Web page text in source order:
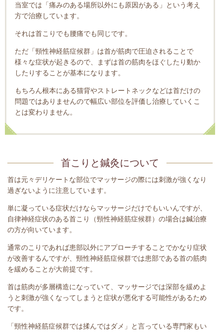
当室では「痛みのある場所以外にも原因がある」という考え
方で治療しています。
それは首こりでも腰痛でも同じです。
ただ「頸性神経筋症候群」は首が筋肉で圧迫されることで
様々な症状が起きるので、まずは首の筋肉をほぐしたり動か
したりすることが基本になります。
もちろん根本にある猫背やストレートネックなどは首だけの
問題ではありませんので幅広い部位を評価し治療していくこ
とは変わりません。
首こりと鍼灸について
首は元々デリケートな部位でマッサージの際には刺激が強くなり
過ぎないように注意しています。
単に凝っている症状だけならマッサージだけでもいいんですが、
自律神経症状のある首こり（頸性神経筋症候群）の場合は鍼治療
の方が向いています。
通常のこりであれば患部以外にアプローチすることでかなり症状
が改善する んですが、頸性神経筋症候群では患部である首の筋肉
を緩めることが大前提です。
首は筋肉が多層構造になっていて、マッサージでは深部を緩めよ
うと刺激が強くなってしまうと症状が悪化する可能性があるため
です。
「頸性神経筋症候群では揉んではダメ」と言っている専門家もい